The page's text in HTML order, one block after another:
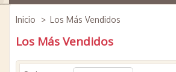
Inicio > Los Más Vendidos
Los Más Vendidos